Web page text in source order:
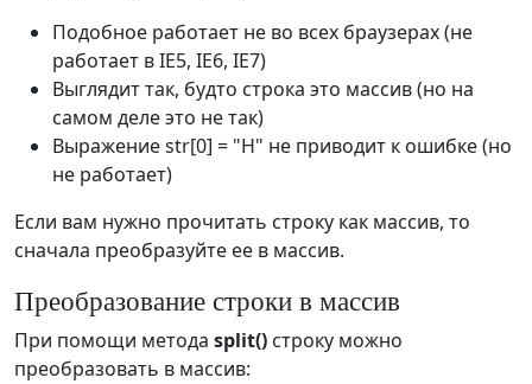
Подобное работает не во всех браузерах (не
работает в IE5, IE6, IE7)
Выглядит так, будто строка это массив (но на
самом деле это не так)
Выражение str[0] = "H" не приводит к ошибке (но
не работает)
Если вам нужно прочитать строку как массив, то
сначала преобразуйте ее в массив.
Преобразование строки в массив
При помощи метода split() строку можно
преобразовать в массив: